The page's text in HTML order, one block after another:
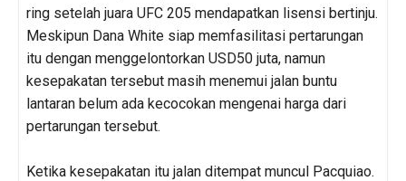
ring setelah juara UFC 205 mendapatkan lisensi bertinju.
Meskipun Dana White siap memfasilitasi pertarungan
itu dengan menggelontorkan USD50 juta, namun
kesepakatan tersebut masih menemui jalan buntu
lantaran belum ada kecocokan mengenai harga dari
pertarungan tersebut.
Ketika kesepakatan itu jalan ditempat muncul Pacquiao.